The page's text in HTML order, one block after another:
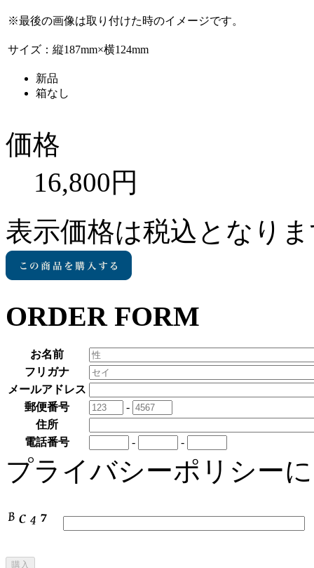
※最後の画像は取り付けた時のイメージです。
サイズ：縦187mm×横124mm
新品
箱なし
価格
16,800円
表示価格は税込となり
ORDER FORM
お名前
フリガナ
メールアドレス
郵便番号
-
住所
電話番号
- -
プライバシーポリシー